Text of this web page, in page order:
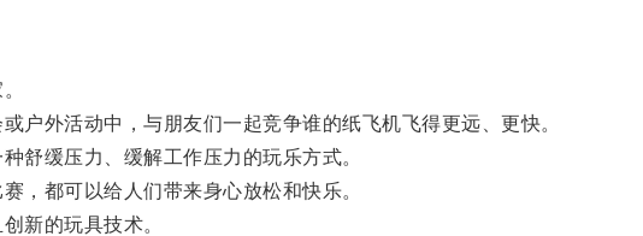
外活动中，与朋友们一起竞争谁的纸飞机飞得更远、更快。
缓压力、缓解工作压力的玩乐方式。
都可以给人们带来身心放松和快乐。
新的玩具技术。